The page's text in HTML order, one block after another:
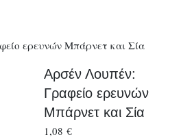
ερευνών Μπάρνετ και Σία
Αρσέν Λουπέν:
Γραφείο ερευνών
Μπάρνετ και Σία
1,08€